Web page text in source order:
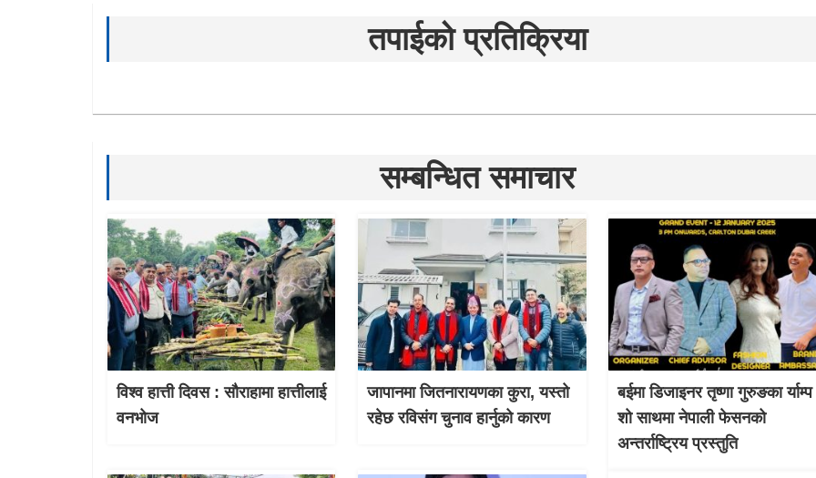
तपाईको प्रतिक्रिया
सम्बन्धित समाचार
विश्व हात्ती दिवस : सौराहामा हात्तीलाई
वनभोज
जापानमा जितनारायणका कुरा, यस्तो
रहेछ रविसंग चुनाव हार्नुको कारण
बईमा डिजाइनर तृष्णा गुरुङका र्याम्प
शो साथमा नेपाली फेसनको
अन्तर्राष्ट्रिय प्रस्तुति